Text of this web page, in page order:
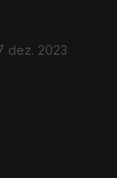
dez. 2023